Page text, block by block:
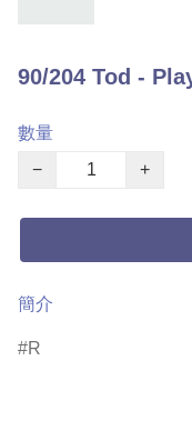
90/204 Tod -
數量
−
+
簡介
R